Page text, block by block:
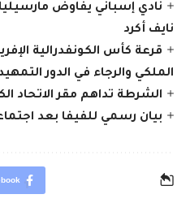
نادي إسباني يفاوض
نايف أكرد
قرعة كأس الكونفدرالية
الملكي والرجاء في الدور
الشرطة تداهم مقر الاتحاد
بيان رسمي للفيفا بعد